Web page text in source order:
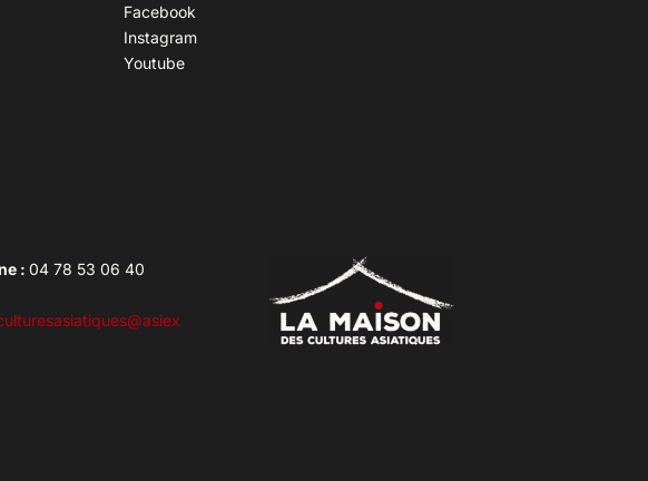
Facebook
Instagram
Youtube
:04 78 53 06 40